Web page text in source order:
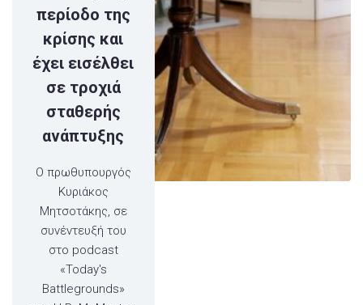
περίοδο της
κρίσης και
έχει εισέλθει
σε τροχιά
σταθερής
ανάπτυξης
Ο πρωθυπουργός
Κυριάκος
Μητσοτάκης, σε
συνέντευξή του
στο podcast
«Today's
Battlegrounds»